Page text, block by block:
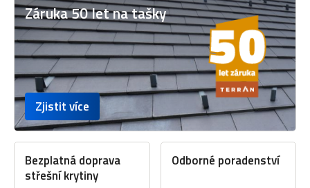
Záruka 50 let na tašky
Zjistit více
Bezplatná doprava
střešní krytiny
Odborné poradenství